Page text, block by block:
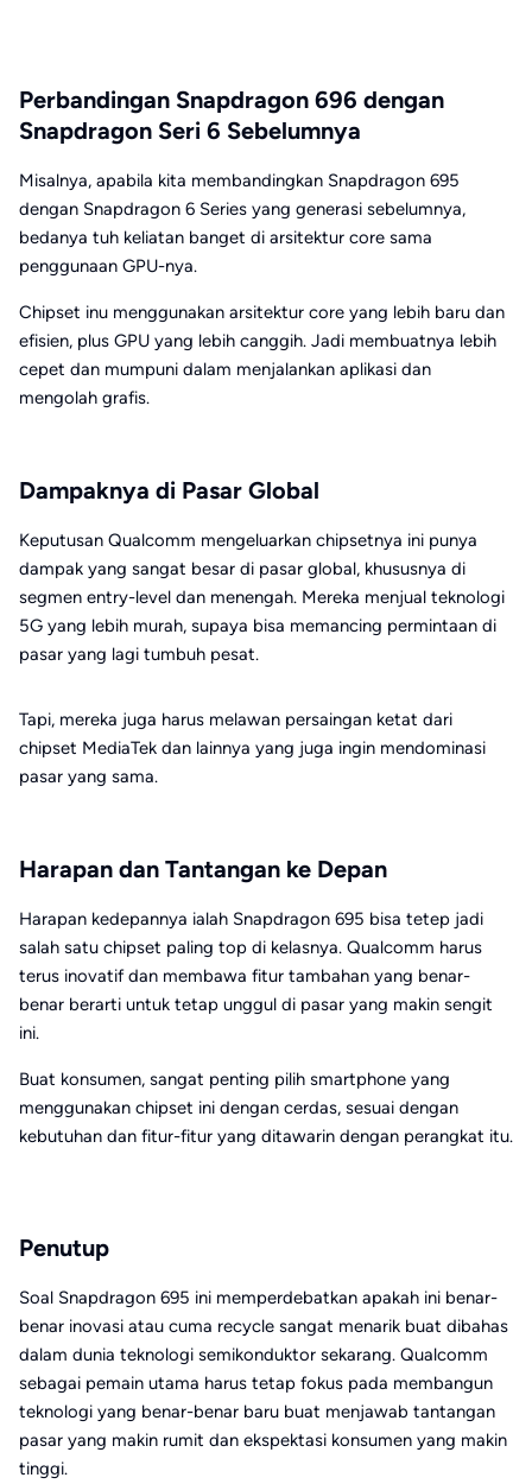
Perbandingan Snapdragon 696 dengan
Snapdragon Seri 6 Sebelumnya
Misalnya, apabila kita membandingkan Snapdragon 695
dengan Snapdragon 6 Series yang generasi sebelumnya,
bedanya tuh keliatan banget di arsitektur core sama
penggunaan GPU-nya.
Chipset inu menggunakan arsitektur core yang lebih baru dan
efisien, plus GPU yang lebih canggih. Jadi membuatnya lebih
cepet dan mumpuni dalam menjalankan aplikasi dan
mengolah grafis.
Dampaknya di Pasar Global
Keputusan Qualcomm mengeluarkan chipsetnya ini punya
dampak yang sangat besar di pasar global, khususnya di
segmen entry-level dan menengah. Mereka menjual teknologi
5G yang lebih murah, supaya bisa memancing permintaan di
pasar yang lagi tumbuh pesat.
Tapi, mereka juga harus melawan persaingan ketat dari
chipset MediaTek dan lainnya yang juga ingin mendominasi
pasar yang sama.
Harapan dan Tantangan ke Depan
Harapan kedepannya ialah Snapdragon 695 bisa tetep jadi
salah satu chipset paling top di kelasnya. Qualcomm harus
terus inovatif dan membawa fitur tambahan yang benar-
benar berarti untuk tetap unggul di pasar yang makin sengit
ini.
Buat konsumen, sangat penting pilih smartphone yang
menggunakan chipset ini dengan cerdas, sesuai dengan
kebutuhan dan fitur-fitur yang ditawarin dengan perangkat itu.
Penutup
Soal Snapdragon 695 ini memperdebatkan apakah ini benar-
benar inovasi atau cuma recycle sangat menarik buat dibahas
dalam dunia teknologi semikonduktor sekarang. Qualcomm
sebagai pemain utama harus tetap fokus pada membangun
teknologi yang benar-benar baru buat menjawab tantangan
pasar yang makin rumit dan ekspektasi konsumen yang makin
tinggi.